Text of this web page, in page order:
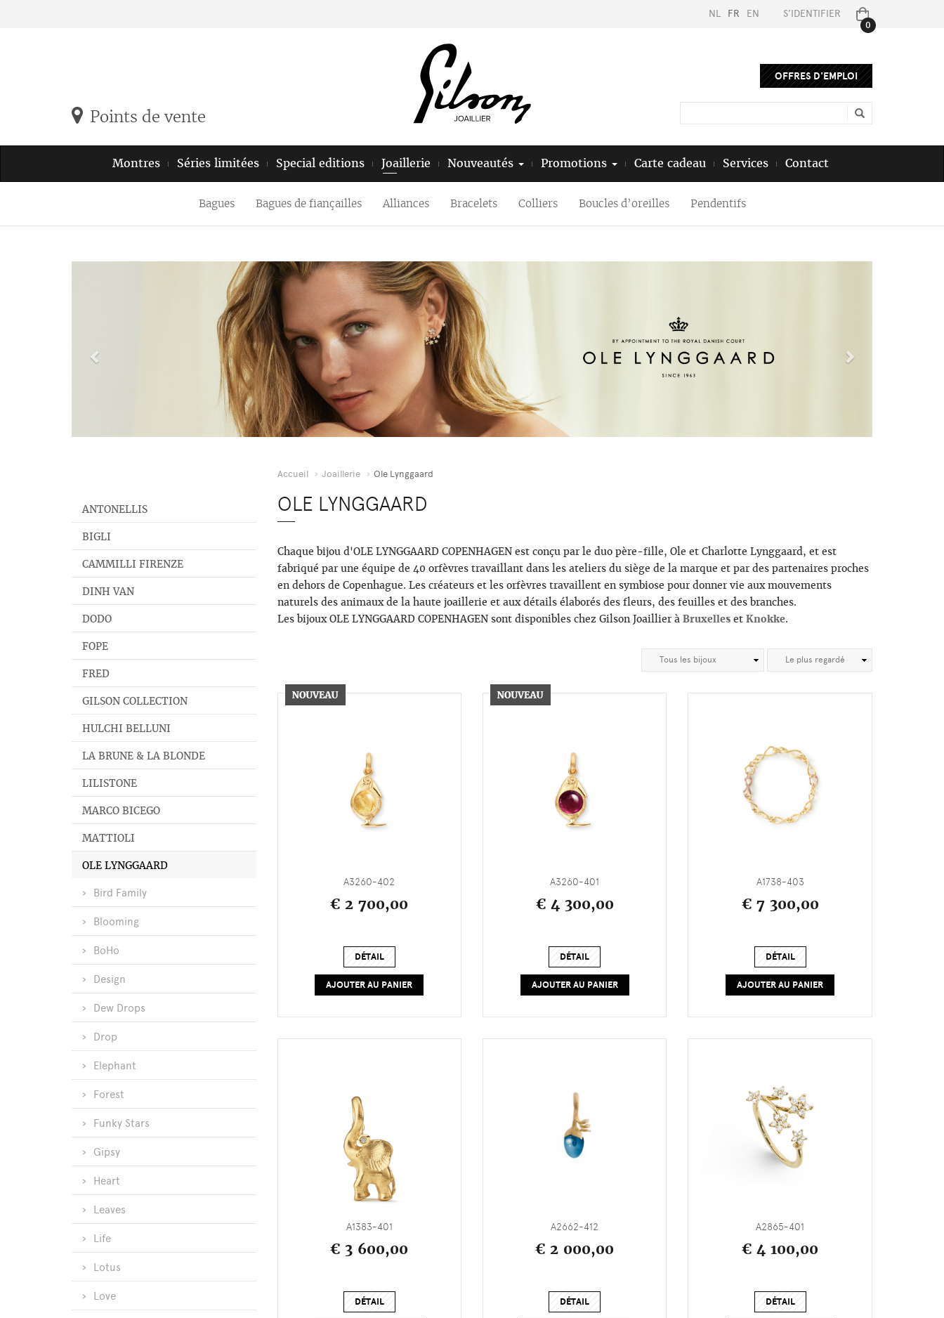
NL FR EN S’IDENTIFIER
0
Points de vente
OFFRES D'EMPLOI
Montres Séries limitées Special editions Joaillerie Nouveautés Promotions Carte cadeau Services Contact
Bagues Bagues de fiançailles Alliances Bracelets Colliers Boucles d’oreilles Pendentifs
ANTONELLIS
BIGLI
CAMMILLI FIRENZE
DINH VAN
DODO
FOPE
FRED
GILSON COLLECTION
HULCHI BELLUNI
LA BRUNE & LA BLONDE
LILISTONE
MARCO BICEGO
MATTIOLI
OLE LYNGGAARD
Bird Family
Blooming
BoHo
Design
Dew Drops
Drop
Elephant
Forest
Funky Stars
Gipsy
Heart
Leaves
Life
Lotus
Love
Accueil Joaillerie Ole Lynggaard
OLE LYNGGAARD
Chaque bijou d'OLE LYNGGAARD ​​COPENHAGEN est conçu par le duo père-fille, Ole et Charlotte Lynggaard, et est
fabriqué par une équipe de 40 orfèvres travaillant dans les ateliers du siège de la marque et par des partenaires proches
en dehors de Copenhague. Les créateurs et les orfèvres travaillent en symbiose pour donner vie aux mouvements
naturels des animaux de la haute joaillerie et aux détails élaborés des fleurs, des feuilles et des branches.
Les bijoux OLE LYNGGAARD ​​COPENHAGEN sont disponibles chez Gilson Joaillier à Bruxelles et Knokke.
A3260-402
€ 2 700,00
DÉTAIL
AJOUTER AU PANIER
A3260-401
€ 4 300,00
DÉTAIL
AJOUTER AU PANIER
A1738-403
€ 7 300,00
DÉTAIL
AJOUTER AU PANIER
A1383-401
€ 3 600,00
DÉTAIL
A2662-412
€ 2 000,00
DÉTAIL
A2865-401
€ 4 100,00
DÉTAIL